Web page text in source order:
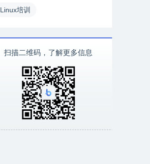
Linux培训
扫描二维码，了解更多信息